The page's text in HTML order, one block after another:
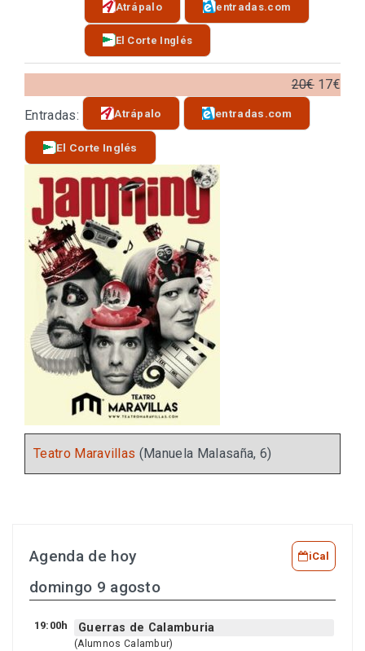
Atrápalo entradas.com
El Corte Inglés
20€17€
Entradas:
Atrápalo entradas.com
El Corte Inglés
Teatro Maravillas (Manuela Malasaña, 6)
Agenda de hoy iCal
domingo 9 agosto
19:00h Guerras de Calamburia
(Alumnos Calambur)